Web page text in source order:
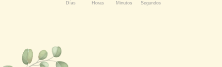
Días Horas Minutos Segundos